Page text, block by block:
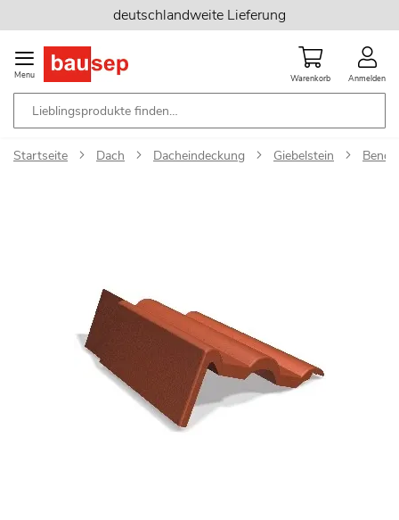
Inhalt
springen
deutschlandweite Lieferung
Menu Warenkorb Anmelden
Startseite Dach Dacheindeckung Giebelstein